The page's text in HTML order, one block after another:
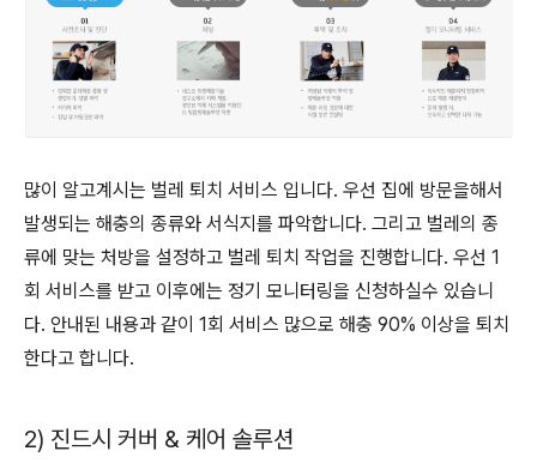
많이 알고계시는 벌레 퇴치 서비스 입니다. 우선 집에 방문을해서
발생되는 해충의 종류와 서식지를 파악합니다. 그리고 벌레의 종
류에 맞는 처방을 설정하고 벌레 퇴치 작업을 진행합니다. 우선 1
회 서비스를 받고 이후에는 정기 모니터링을 신청하실수 있습니
다. 안내된 내용과 같이 1회 서비스 많으로 해충 90% 이상을 퇴치
한다고 합니다.
2) 진드시 커버 & 케어 솔루션